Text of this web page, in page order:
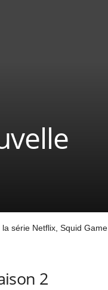
série Netflix, Squid Game
2